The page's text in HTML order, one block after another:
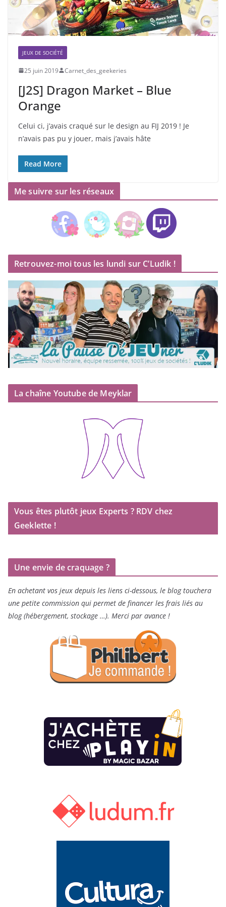
JEUX DE SOCIÉTÉ
25 juin 2019 Carnet_des_geekeries
[J2S] Dragon Market – Blue
Orange
Celui ci, j’avais craqué sur le design au FIJ 2019 ! Je
n’avais pas pu y jouer, mais j’avais hâte
Read More
Me suivre sur les réseaux
Retrouvez-moi tous les lundi sur C’Ludik !
La chaîne Youtube de Meyklar
Vous êtes plutôt jeux Experts ? RDV chez
Geeklette !
Une envie de craquage ?
En achetant vos jeux depuis les liens ci-dessous, le blog touchera
une petite commission qui permet de financer les frais liés au
blog (hébergement, stockage …). Merci par avance !